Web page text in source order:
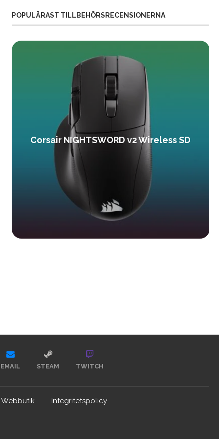
POPULÄRAST TILLBEHÖRSRECENSIONERNA
Corsair NIGHTSWORD v2 Wireless SD
EMAIL STEAM TWITCH
Webbutik Integritetspolicy